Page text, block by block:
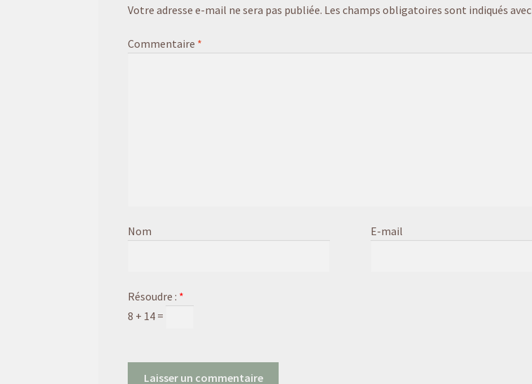
Votre adresse e-mail ne sera pas publiée. Les champs obligatoires sont indiqués avec
Commentaire *
Nom E-mail
Résoudre : *
8 + 14 =